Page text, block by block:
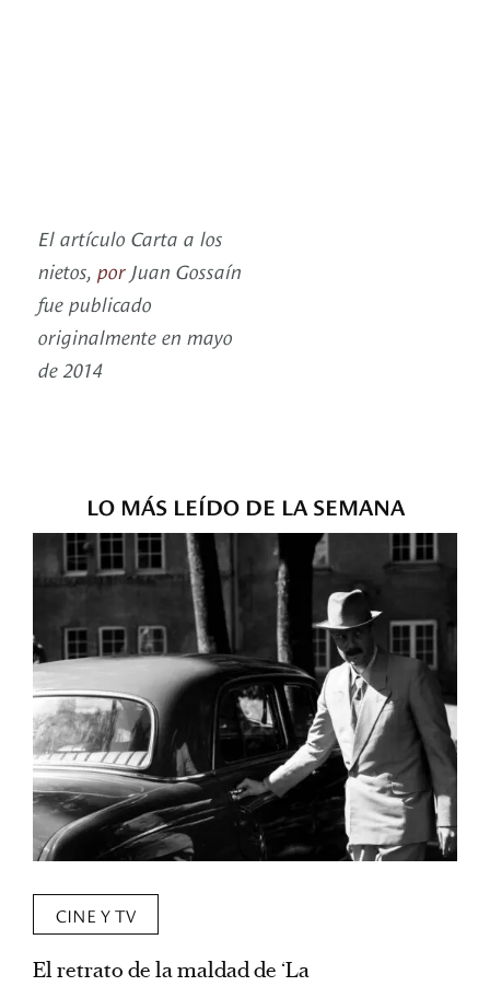
El artículo Carta a los
nietos, por Juan Gossaín
fue publicado
originalmente en mayo
de 2014
LO MÁS LEÍDO DE LA SEMANA
CINE Y TV
El retrato de la maldad de ‘La